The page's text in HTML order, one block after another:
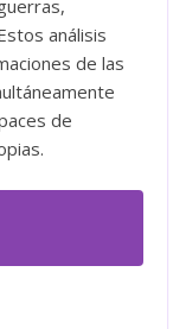
análisis
de las
de